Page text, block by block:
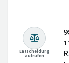
Entscheidung
aufrufen